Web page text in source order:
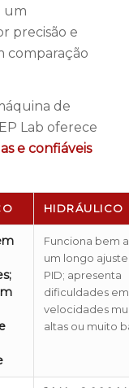
um
precisão e
comparação
de
Lab oferece
e confiáveis
HIDRÁULICO
Funciona bem
um longo
PID; apresenta
dificuldades em
velocidades
altas ou muito